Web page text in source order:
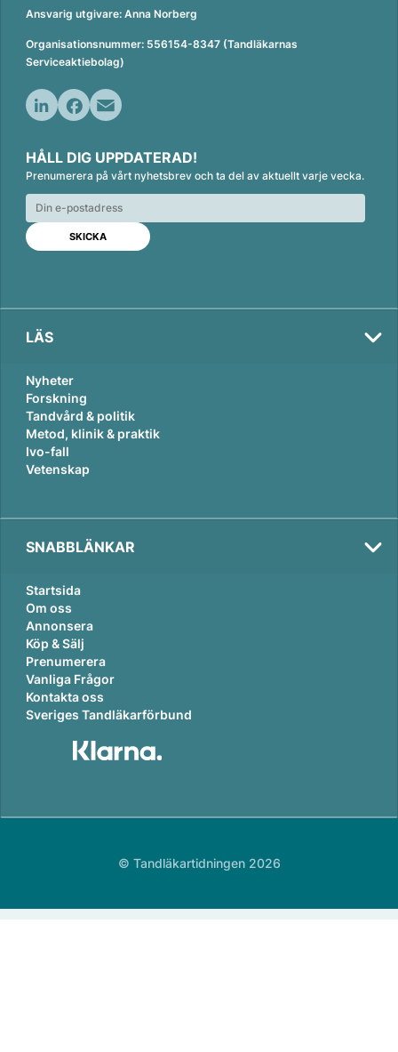
Ansvarig utgivare: Anna Norberg
Organisationsnummer: 556154-8347 (Tandläkarnas
Serviceaktiebolag)
n
k
e
d
n
c
e
b
o
o
k
a
i
l
HÅLL DIG UPPDATERAD!
Prenumerera på vårt nyhetsbrev och ta del av aktuellt varje vecka.
LÄS
Nyheter
Forskning
Tandvård & politik
Metod, klinik & praktik
Ivo-fall
Vetenskap
SNABBLÄNKAR
Startsida
Om oss
Annonsera
Köp & Sälj
Prenumerera
Vanliga Frågor
Kontakta oss
Sveriges Tandläkarförbund
© Tandläkartidningen 2026